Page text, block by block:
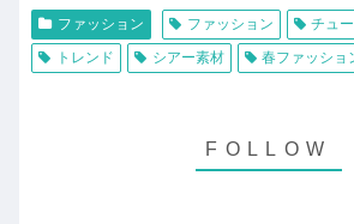
ファッション ファッション
チュ
トレンド
シアー素材 春ファッショ